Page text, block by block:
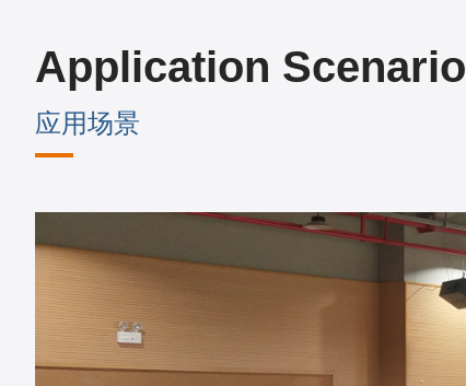
Application Scenario
应用场景